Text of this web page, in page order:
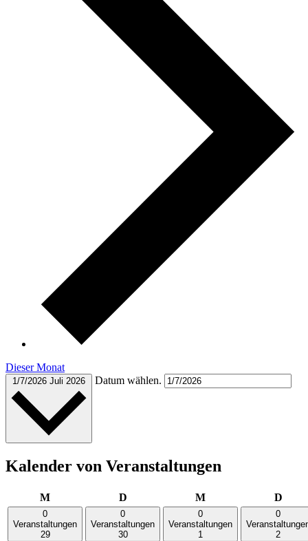
Dieser Monat
1/7/2026 Juli 2026 Datum wählen.
Kalender von Veranstaltungen
MMontag DDienstag MMittwoch D
0
Veranstaltungen
29
0
Veranstaltungen
30
0
Veranstaltungen
1
0
2